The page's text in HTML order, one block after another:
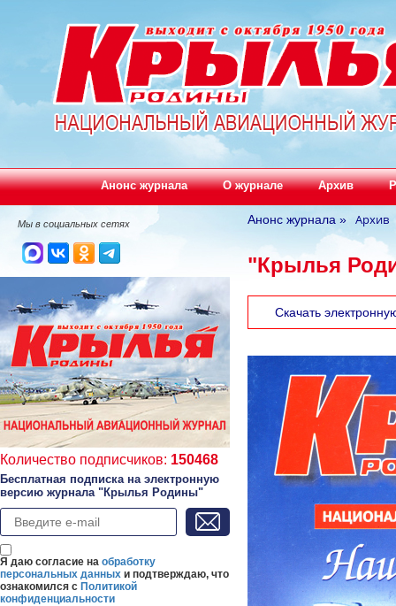
Анонс журнала О журнале Архив
Мы в социальных сетях
Количество подписчиков: 150468
Бесплатная подписка на электронную
версию журнала "Крылья Родины"
Я даю согласие на обработку
персональных данных и подтверждаю, что
ознакомился с Политикой
конфиденциальности
Анонс журнала » Архив
"Крылья
Скачать